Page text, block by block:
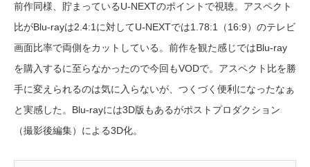
前作同様、貯まっているU-NEXTのポイントで視聴。アスペクト
比がBlu-rayは2.4:1に対してU-NEXTでは1.78:1（16:9）のテレビ
画面比率で両側をカットしている。前作を観た感じではBlu-ray
を購入するに至らなかったので今回もVODで。アスペクト比を勝
手に変えられるのは気に入らないが、つくづく便利になったなぁ
と実感した。Blu-rayには3D版もあるがポストプロダクション
（撮影後編集）による3D化。